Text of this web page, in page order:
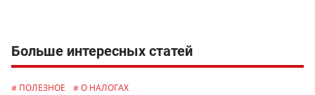
Больше интересных статей
# ПОЛЕЗНОЕ # О НАЛОГАХ